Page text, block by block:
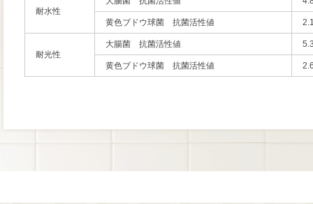
耐水性
黄色ブドウ球菌 抗菌活性値
耐光性
大腸菌 抗菌活性値
黄色ブドウ球菌 抗菌活性値